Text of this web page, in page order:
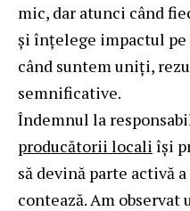
mic, dar atunci când
și înțelege impactul
când suntem uniți,
semnificative.
Îndemnul la
producătorii locali își
să devină parte activă
contează. Am